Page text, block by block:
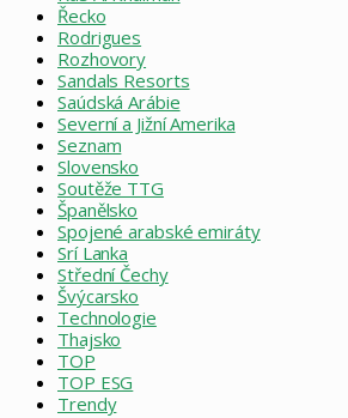
Řecko
Rodrigues
Rozhovory
Sandals Resorts
Saúdská Arábie
Severní a Jižní Amerika
Seznam
Slovensko
Soutěže TTG
Španělsko
Spojené arabské emiráty
Srí Lanka
Střední Čechy
Švýcarsko
Technologie
Thajsko
TOP
TOP ESG
Trendy